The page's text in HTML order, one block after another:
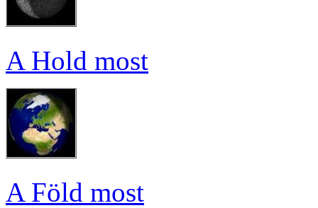
A Hold most
A Föld most